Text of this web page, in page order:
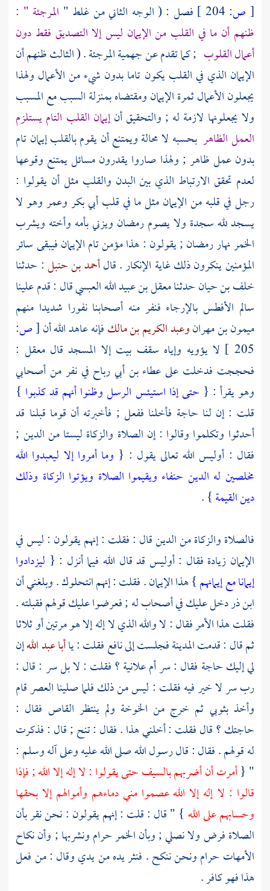
[ ص: فصل : ( الوجه الثاني من غلط " المرجئة " :
ظنهم أن ما في القلب من الإيمان ليس إلا التصديق فقط دون
أعمال القلوب ; كما تقدم عنجهمية المرجئة. ( الثالث ظنهم أن
الإيمان الذي في القلب يكون تاما بدون شيء من الأعمال ولهذا
يجعلون الأعمال ثمرة الإيمان ومقتضاه بمنزلة السبب مع المسبب
ولا يجعلونها لازمة له ; والتحقيق أنإيمان القلب التام يستلزم
العمل الظاهر بحسبه لا محالة ويمتنع أن يقوم بالقلب إيمان تام
بدون عمل ظاهر ; ولهذا صاروا يقدرون مسائل يمتنع وقوعها
لعدم تحقق الارتباط الذي بين البدن والقلب مثل أن يقولوا :
رجل في قلبه من الإيمان مثل ما في قلبأبي بكروعمروهو لا
يسجد لله سجدة ولا يصوم رمضان ويزني بأمه وأخته ويشرب
الخمر نهار رمضان ; يقولون : هذا مؤمن تام الإيمان فيبقى سائر
المؤمنين ينكرون ذلك غاية الإنكار . قالأحمد بن حنبل: حدثنا
خلف بن حيانحدثنامعقل بن عبيد الله العبسيقال : قدم علينا
سالم الأفطس بالإرجاء فنفر منه أصحابنا نفورا شديدا منهم
ميمون بن مهرانوعبد الكريم بن مالكفإنه عاهد الله أن[ص:
205 ]
لا يؤويه وإياه سقف بيت إلا المسجد قالمعقل :
فحججت فدخلت علىعطاء بن أبي رباح في نفر من أصحابي
وهو يقرأ : { حتى إذا استيئس الرسل وظنوا أنهم قد كذبوا }
قلت : إن لنا حاجة فأخلنا ففعل ; فأخبرته أن قوما قبلنا قد
أحدثوا وتكلموا وقالوا : إن الصلاة والزكاة ليستا من الدين ;
فقال : أوليس الله تعالى يقول : { وما أمروا إلا ليعبدوا الله
مخلصين له الدين حنفاء ويقيموا الصلاة ويؤتوا الزكاة وذلك
دين القيمة} .
فالصلاة والزكاة من الدين قال : فقلت : إنهم يقولون : ليس في
الإيمان زيادة فقال : أوليس قد قال الله فيما أنزل : { ليزدادوا
إيمانا مع إيمانهم} هذا الإيمان . فقلت : إنهم انتحلوك . وبلغني أن
ابن ذردخل عليك في أصحاب له ; فعرضوا عليك قولهم فقبلته .
فقلت هذا الأمر فقال : لا والله الذي لا إله إلا هو مرتين أو ثلاثا
ثم قال : قدمتالمدينةفجلست إلىنافعفقلت : ياأبا عبد اللهإن
لي إليك حاجة فقال : سر أم علانية ؟ فقلت : لا بل سر : قال :
رب سر لا خير فيه فقلت : ليس من ذلك فلما صلينا العصر قام
وأخذ بثوبي ثم خرج من الخوخة ولم ينتظر القاص فقال :
حاجتك ؟ قال فقلت : أخلني هذا . فقال : تنح ; قال : فذكرت
له قولهم . فقال : قال رسول الله صلى الله عليه وعلى آله وسلم :
" {أمرت أن أضربهم بالسيف حتى يقولوا : لا إله إلا الله ; فإذا
قالوا : لا إله إلا الله عصموا مني دماءهم وأموالهم إلا بحقها
وحسابهم على الله } " قال : قلت : إنهم يقولون : نحن نقر بأن
الصلاة فرض ولا نصلي ; وبأن الخمر حرام ونشربها ; وأن نكاح
الأمهات حرام ونحن ننكح . فنثر يده من يدي وقال : من فعل
هذا فهو كافر .